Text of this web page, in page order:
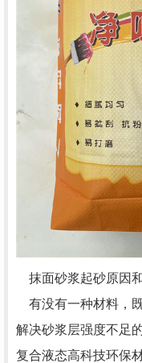
抹面砂浆起砂原因
有没有一种材料，
解决砂浆层强度不足
复合液态高科技环保